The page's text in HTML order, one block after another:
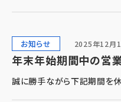
れは宇城市主催の合同企業
お知らせ 2025年12月
年末年始期間中の営
誠に勝手ながら下記期間を